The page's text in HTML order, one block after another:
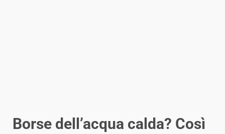
Borse dell’acqua calda? Così